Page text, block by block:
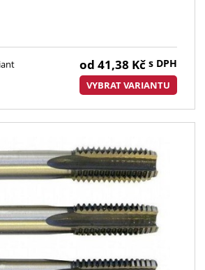
od 41,38 Kč s DPH
VYBRAT VARIANTU